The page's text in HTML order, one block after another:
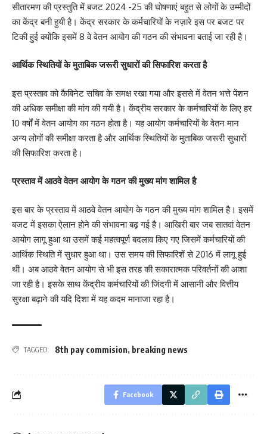
सीतारमण की प्रस्तुति में बजट 2024 -25 की घोषणाएं बहुत से लोगों के उम्मीदों
का केंद्र बनी हुयी है। केंद्र सरकार के कर्मचारियों के नज़ारे इस पर बजट पर
टिकी हुई क्योंकि इसमें 8 वे वेतन आयोग की गठन की संभावना बताई जा रही है।
आर्थिक स्थितियों के मुताबिक जरूरी सुधारों की सिफारिश करता है
इस प्रस्ताव को कैबिनेट सचिव के समक्ष रखा गया और इससे में वेतन भत्ते पेंशन
की अधिक समीक्षा की मांग की गयी है। केंद्रीय सरकार के कर्मचारियों के लिए हर
10 वर्षों में वेतन आयोग का गठन होता है। यह आयोग कर्मचारियों के वेतन मान
अन्य लोगों की समीक्षा करता है और आर्थिक स्थितियों के मुताबिक जरूरी सुधारों
की सिफारिश करता है।
प्रस्ताव में आठवे वेतन आयोग के गठन की मुख्य मांग शामिल है
इस बार के प्रस्ताव में आठवे वेतन आयोग के गठन की मुख्य मांग शामिल है। इसमें
बजट में इसका ऐलान होने की संभावना बढ़ गई है। आखिरी बार जब सातवां वेतन
आयोग लागू हुआ था उसमें कई महत्वपूर्ण बदलाव किए गए जिसमें कर्मचारियों की
आर्थिक स्थिति में सुधार हुआ था। उस समय की सिफारिशें से 2016 में लागू हुई
थी। अब आठवे वेतन आयोग से भी इस तरह की सकारात्मक परिवर्तनों की आशा
जा रही है। इसके साथ केंद्रीय कर्मचारियों की जिंदगी में आसानी और वित्तीय
सुरक्षा बढ़ाने की यदि दिशा में यह कदम मानाजा रहा है।
TAGGED: 8th pay commision, breaking news
Facebook